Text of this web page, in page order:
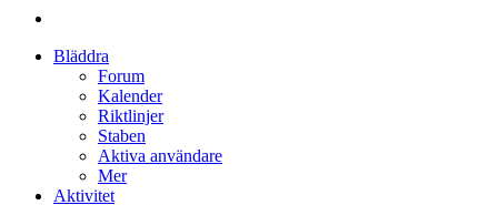
Bläddra
Forum
Kalender
Riktlinjer
Staben
Aktiva användare
Mer
Aktivitet